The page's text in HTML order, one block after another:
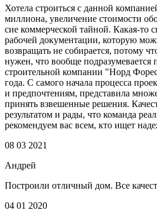
Хотела строиться с данной
миллиона, увеличение стоимости
сие коммерческой тайной. Какая-то
рабочей документации, которую
возвращать не собирается, потому
нужен, что вообще подразумевается
строительной компании "Норд
года. С самого начала процесса
и предпочтениям, представила
принять взвешенные решения.
результатом и рады, что команда
рекомендуем вас всем, кто ищет
08 03 2021
Андрей
Построили отличный дом. Все
04 01 2020